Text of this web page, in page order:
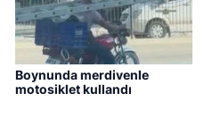
Boynunda merdivenle
motosiklet kullandı